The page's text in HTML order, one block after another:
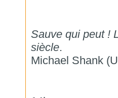
Sauve qui peut !
siècle.
Michael Shank